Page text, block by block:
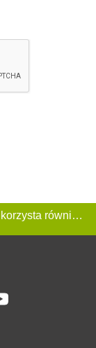
Ta Strona używa plików «cookies». Portal korzysta również z serwisu internetowego do zbierania danych technicznych o odwiedzających w celu uzyskania informacji marketingowych i statystycznych. Warunki przetwarzania danych odwiedzających Stronę, patrz: